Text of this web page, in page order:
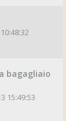
bagagliaio
15:49:53